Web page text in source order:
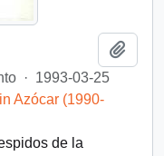
· 1993-03-25
Azócar (1990-
de la